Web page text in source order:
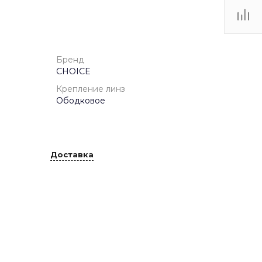
Бренд
CHOICE
Крепление линз
Ободковое
Доставка